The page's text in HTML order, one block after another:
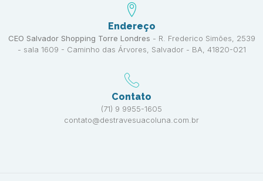
Endereço
CEO Salvador Shopping Torre Londres - R. Frederico Simões, 2539
- sala 1609 - Caminho das Árvores, Salvador - BA, 41820-021
Contato
(71) 9 9955-1605
contato@destravesuacoluna.com.br